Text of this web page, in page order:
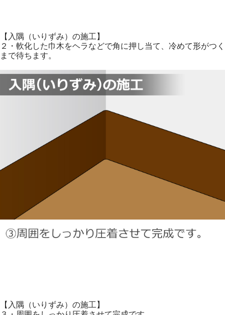
【入隅（いりずみ）の施工】
２・軟化した巾木をヘラなどで角に押し当て、冷めて形がつく
まで待ちます。
【入隅（いりずみ）の施工】